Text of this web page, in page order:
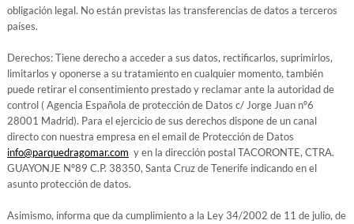
obligación legal. No están previstas las transferencias de datos a terceros
países.
Derechos: Tiene derecho a acceder a sus datos, rectificarlos, suprimirlos,
limitarlos y oponerse a su tratamiento en cualquier momento, también
puede retirar el consentimiento prestado y reclamar ante la autoridad de
control ( Agencia Española de protección de Datos c/ Jorge Juan nº6
28001 Madrid). Para el ejercicio de sus derechos dispone de un canal
directo con nuestra empresa en el email de Protección de Datos
info@parquedragomar.com y en la dirección postal TACORONTE, CTRA.
GUAYONJE Nº89 C.P. 38350, Santa Cruz de Tenerife indicando en el
asunto protección de datos.
Asimismo, informa que da cumplimiento a la Ley 34/2002 de 11 de julio, de